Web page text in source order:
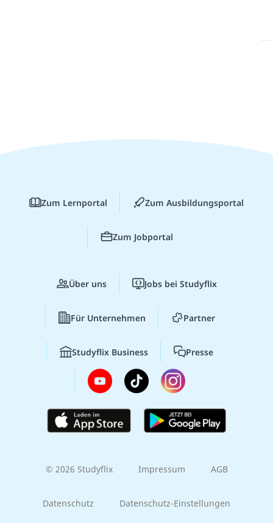
Zum Lernportal Zum Ausbildungsportal
Zum Jobportal
Über uns Jobs bei Studyflix
Für Unternehmen Partner
Studyflix Business Presse
© 2026 Studyflix Impressum AGB
Datenschutz Datenschutz-Einstellungen